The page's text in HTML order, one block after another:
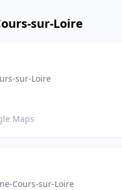
sur-Loire
sur-Loire
Maps
Cours-sur-Loire